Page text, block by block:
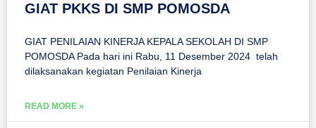
GIAT PKKS DI SMP POMOSDA
GIAT PENILAIAN KINERJA KEPALA SEKOLAH DI SMP
POMOSDA Pada hari ini Rabu, 11 Desember 2024 telah
dilaksanakan kegiatan Penilaian Kinerja
READ MORE »